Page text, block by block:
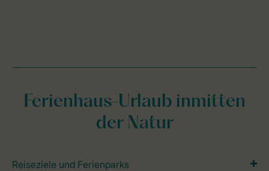
Ferienhaus-Urlaub inmitten
der Natur
Reiseziele und Ferienparks